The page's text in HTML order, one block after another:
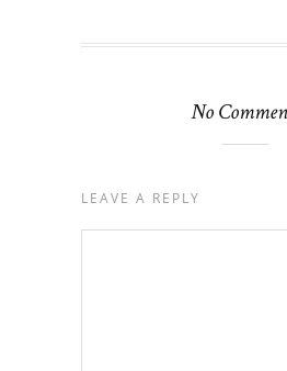
No
LEAVE A REPLY